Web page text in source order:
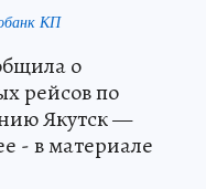
КП
о
рейсов по
Якутск —
- в материале